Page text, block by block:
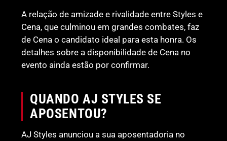
A relação de amizade e rivalidade entre Styles e
Cena, que culminou em grandes combates, faz
de Cena o candidato ideal para esta honra. Os
detalhes sobre a disponibilidade de Cena no
evento ainda estão por confirmar.
QUANDO AJ STYLES SE
APOSENTOU?
AJ Styles anunciou a sua aposentadoria no